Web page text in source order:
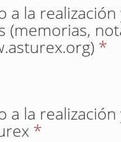
la
(memorias,
*
la
*